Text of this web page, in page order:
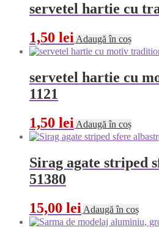
servetel hartie cu
1,50 lei Adaugă în coș
servetel hartie cu
1121
1,50 lei Adaugă în coș
Sirag agate striped
51380
15,00 lei Adaugă în coș